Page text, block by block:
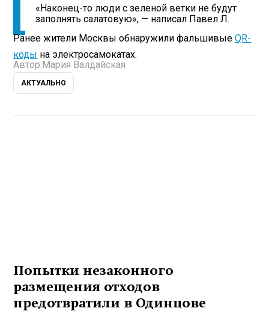
«Наконец-то люди с зеленой ветки не будут
заполнять салатовую», — написал Павел Л.
Ранее жители Москвы обнаружили фальшивыеQR-
коды на электросамокатах.
Автор: Мария Валдайская
АКТУАЛЬНО
Попытки незаконного
размещения отходов
предотвратили в Одинцове